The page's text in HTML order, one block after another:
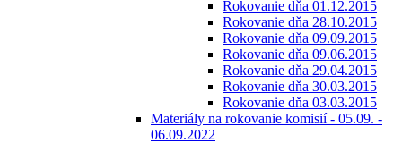
Rokovanie dňa 01.12.2015
Rokovanie dňa 28.10.2015
Rokovanie dňa 09.09.2015
Rokovanie dňa 09.06.2015
Rokovanie dňa 29.04.2015
Rokovanie dňa 30.03.2015
Rokovanie dňa 03.03.2015
Materiály na rokovanie komisií - 05.09. -
06.09.2022